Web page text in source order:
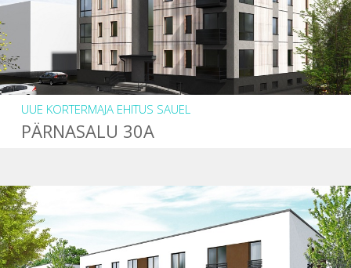
UUE KORTERMAJA EHITUS SAUEL
PÄRNASALU 30A